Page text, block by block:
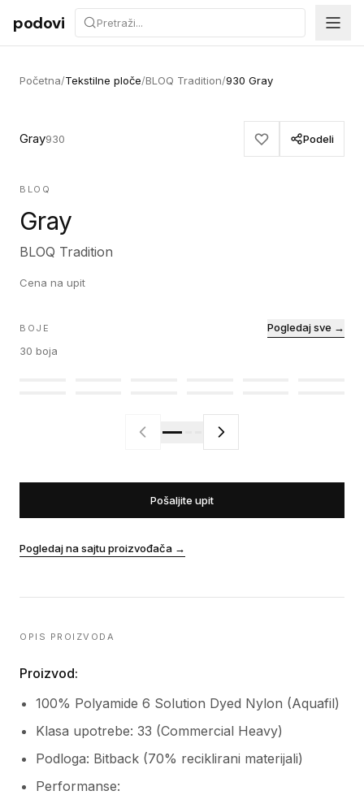
Preskoči na sadržaj
podovi
Početna/Tekstilne ploče/BLOQ Tradition/930 Gray
Gray930 Podeli
BLOQ
Gray
BLOQ Tradition
Cena na upit
BOJE
30 boja
Pogledaj sve →
Pošaljite upit
Pogledaj na sajtu proizvođača →
OPIS PROIZVODA
Proizvod:
100% Polyamide 6 Solution Dyed Nylon (Aquafil)
Klasa upotrebe: 33 (Commercial Heavy)
Podloga: Bitback (70% reciklirani materijali)
Performanse: